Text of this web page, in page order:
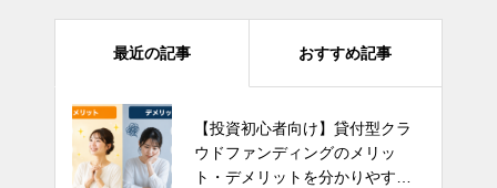
最近の記事 おすすめ記事
【投資初心者向け】貸付型クラ
ウドファンディングのメリッ
ト・デメリットを分かりやすく